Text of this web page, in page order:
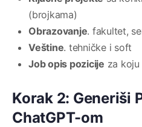
(brojkama)
Obrazovanje. fakultet,
Veštine. tehničke i soft
Job opis pozicije za
Korak 2: Generiši
ChatGPT-om